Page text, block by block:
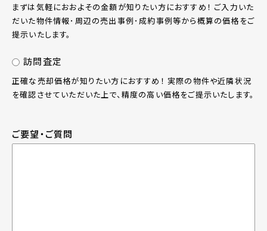
まずは気軽におおよその金額が知りたい方におすすめ！ ご入力いた
だいた物件情報･周辺の売出事例･成約事例等から概算の価格をご
提示いたします。
訪問査定
正確な売却価格が知りたい方におすすめ！ 実際の物件や近隣状況
を確認させていただいた上で、精度の高い価格をご提示いたします。
ご要望・ご質問